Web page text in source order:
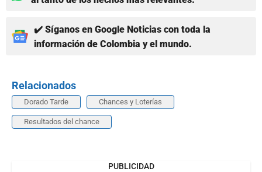
✔️ Síganos en Google Noticias con toda la
información de Colombia y el mundo.
Relacionados
Dorado Tarde Chances y Loterías
Resultados del chance
PUBLICIDAD